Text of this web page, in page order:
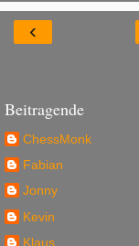
‹
Beitragende
ChessMonk
Fabian
Jonny
Kevin
Klaus